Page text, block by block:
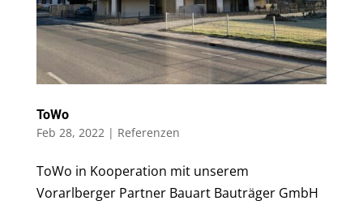
ToWo
Feb 28, 2022| Referenzen
ToWo in Kooperation mit unserem
Vorarlberger Partner Bauart Bauträger GmbH